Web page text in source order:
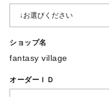
ショップ名
fantasy village
オーダーＩＤ